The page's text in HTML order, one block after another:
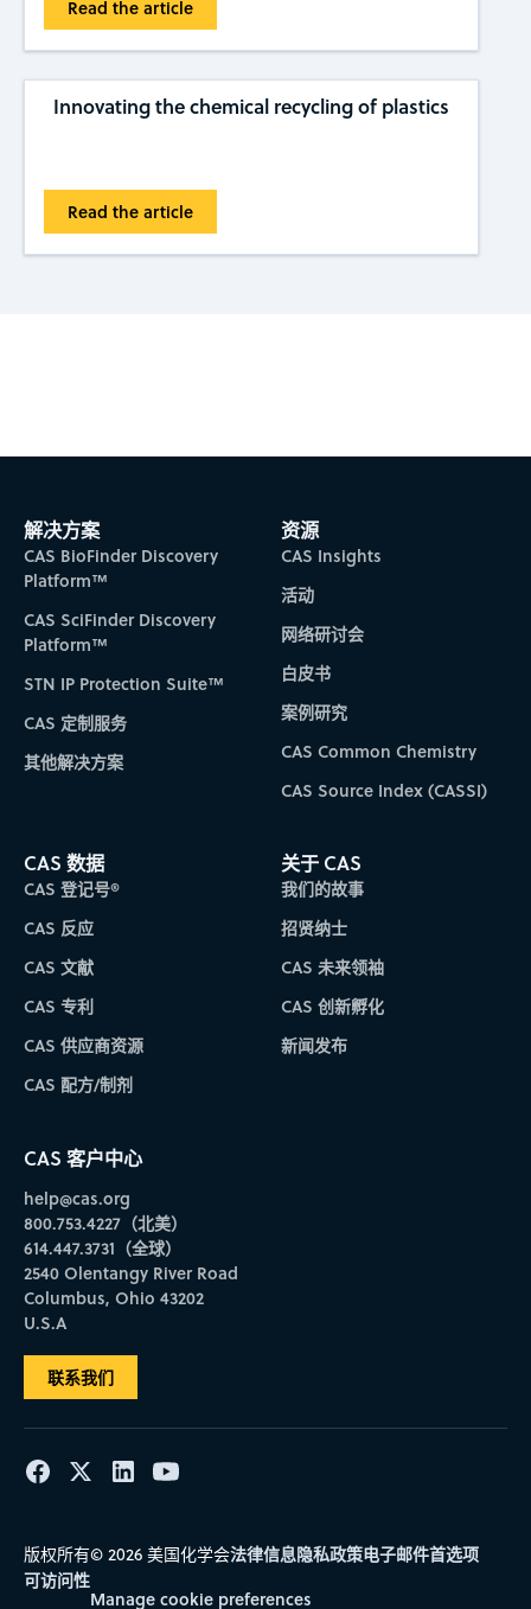
Read the article
Innovating the chemical recycling of plastics
Read the article
Subscribe to CAS Insights
解决方案
CAS BioFinder Discovery
Platform™
CAS SciFinder Discovery
Platform™
STN IP Protection Suite™
CAS 定制服务
其他解决方案
资源
CAS Insights
活动
网络研讨会
白皮书
案例研究
CAS Common Chemistry
CAS Source Index (CASSI)
CAS 数据
CAS 登记号®
CAS 反应
CAS 文献
CAS 专利
CAS 供应商资源
CAS 配方/制剂
关于 CAS
我们的故事
招贤纳士
CAS 未来领袖
CAS 创新孵化
新闻发布
CAS 客户中心
help@cas.org
800.753.4227（北美）
614.447.3731（全球）
2540 Olentangy River Road
Columbus, Ohio 43202
U.S.A
联系我们
版权所有© 2026 美国化学会法律信息隐私政策电子邮件首选项
可访问性
Manage cookie preferences